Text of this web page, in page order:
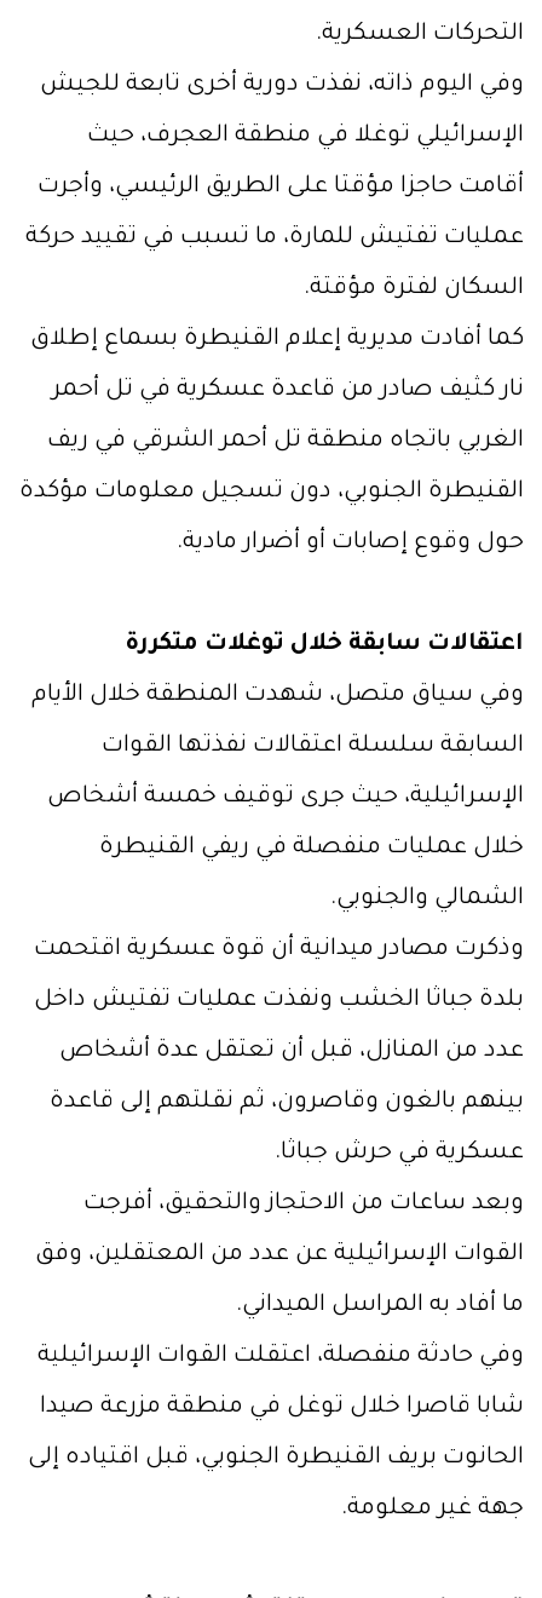
التحركات العسكرية.
وفي اليوم ذاته، نفذت دورية أخرى تابعة للجيش
الإسرائيلي توغلا في منطقة العجرف، حيث
أقامت حاجزا مؤقتا على الطريق الرئيسي، وأجرت
عمليات تفتيش للمارة، ما تسبب في تقييد حركة
السكان لفترة مؤقتة.
كما أفادت مديرية إعلام القنيطرة بسماع إطلاق
نار كثيف صادر من قاعدة عسكرية في تل أحمر
الغربي باتجاه منطقة تل أحمر الشرقي في ريف
القنيطرة الجنوبي، دون تسجيل معلومات مؤكدة
حول وقوع إصابات أو أضرار مادية.
اعتقالات سابقة خلال توغلات متكررة
وفي سياق متصل، شهدت المنطقة خلال الأيام
السابقة سلسلة اعتقالات نفذتها القوات
الإسرائيلية، حيث جرى توقيف خمسة أشخاص
خلال عمليات منفصلة في ريفي القنيطرة
الشمالي والجنوبي.
وذكرت مصادر ميدانية أن قوة عسكرية اقتحمت
بلدة جباثا الخشب ونفذت عمليات تفتيش داخل
عدد من المنازل، قبل أن تعتقل عدة أشخاص
بينهم بالغون وقاصرون، ثم نقلتهم إلى قاعدة
عسكرية في حرش جباثا.
وبعد ساعات من الاحتجاز والتحقيق، أفرجت
القوات الإسرائيلية عن عدد من المعتقلين، وفق
ما أفاد به المراسل الميداني.
وفي حادثة منفصلة، اعتقلت القوات الإسرائيلية
شابا قاصرا خلال توغل في منطقة مزرعة صيدا
الحانوت بريف القنيطرة الجنوبي، قبل اقتياده إلى
جهة غير معلومة.